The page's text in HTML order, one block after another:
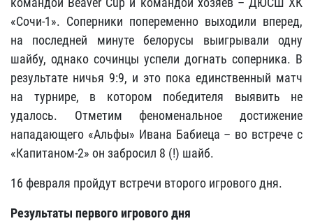
«Сочи-1». Соперники попеременно выходили вперед,
на последней минуте белорусы выигрывали одну
шайбу, однако сочинцы успели догнать соперника. В
результате ничья 9:9, и это пока единственный матч
на турнире, в котором победителя выявить не
удалось. Отметим феноменальное достижение
нападающего «Альфы» Ивана Бабиеца – во встрече с
«Капитаном-2» он забросил 8 (!) шайб.
16 февраля пройдут встречи второго игрового дня.
Результаты первого игрового дня